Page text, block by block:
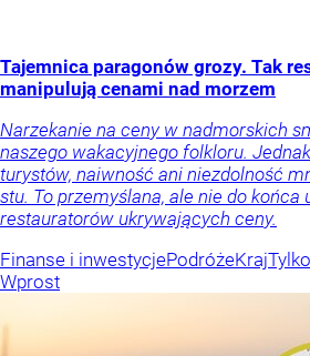
Tajemnica paragonów grozy. Tak
manipulują cenami nad morzem
Narzekanie na ceny w nadmorskich
naszego wakacyjnego folkloru.
turystów, naiwność ani niezdolność
stu. To przemyślana, ale nie do
restauratorów ukrywających ceny.
Finanse i inwestycjePodróżeKraj
Wprost